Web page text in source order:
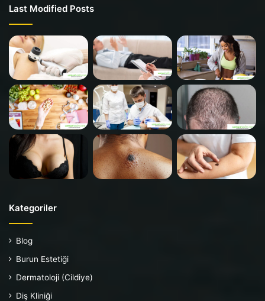
Last Modified Posts
Kategoriler
Blog
Burun Estetiği
Dermatoloji (Cildiye)
Diş Kliniği